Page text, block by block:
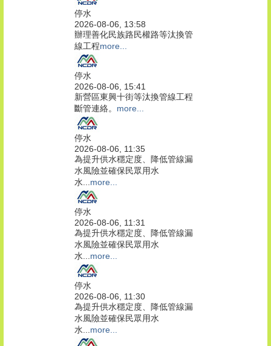
停水
2026-08-06, 13:58
辦理善化民族路民權路等汰換管
線工程more...
停水
2026-08-06, 15:41
新營區東興十街等汰換管線工程
斷管連絡。 more...
停水
2026-08-06, 11:35
為提升供水穩定度、降低管線漏
水風險並確保民眾用水
水... more...
停水
2026-08-06, 11:31
為提升供水穩定度、降低管線漏
水風險並確保民眾用水
水... more...
停水
2026-08-06, 11:30
為提升供水穩定度、降低管線漏
水風險並確保民眾用水
水... more...